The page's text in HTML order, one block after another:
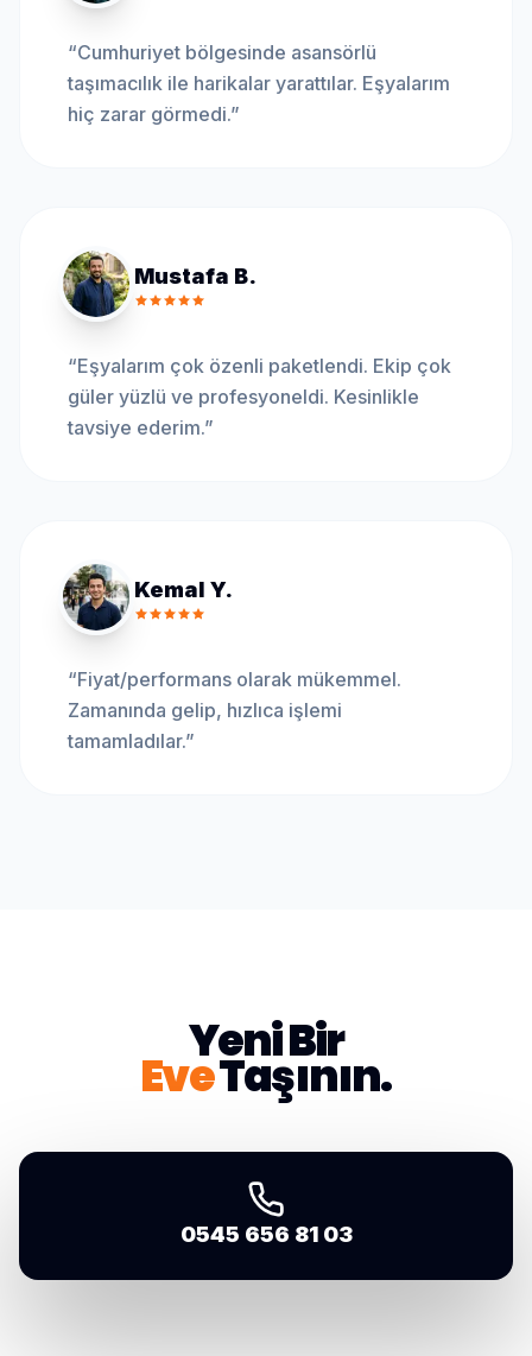
“Cumhuriyet bölgesinde asansörlü
taşımacılık ile harikalar yarattılar. Eşyalarım
hiç zarar görmedi.”
Mustafa B.
“Eşyalarım çok özenli paketlendi. Ekip çok
güler yüzlü ve profesyoneldi. Kesinlikle
tavsiye ederim.”
Kemal Y.
“Fiyat/performans olarak mükemmel.
Zamanında gelip, hızlıca işlemi
tamamladılar.”
Yeni Bir
EveTaşının.
0545 656 81 03